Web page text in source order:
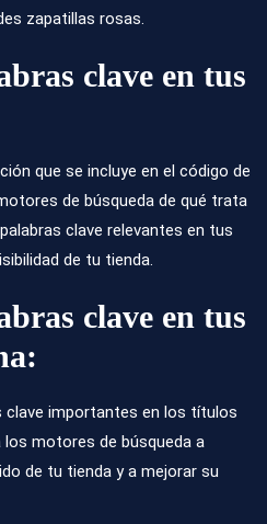
zapatillas rosas.
clave en tus
que se incluye en el código de
de búsqueda de qué trata
clave relevantes en tus
de tu tienda.
clave en tus
clave importantes en los títulos
los motores de búsqueda a
de tu tienda y a mejorar su